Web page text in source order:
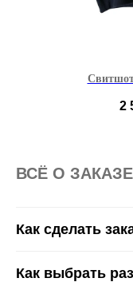
2
ВСË О ЗАКАЗЕ
Как сделать
Как выбрать